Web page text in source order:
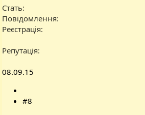
Стать
Повідомлення
Реєстрація
Репутація
08.09.15
#8